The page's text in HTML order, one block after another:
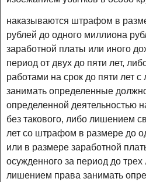
наказываются штрафом в
рублей до одного миллиона
заработной платы или иного
период от двух до пяти лет,
работами на срок до пяти лет
занимать определенные
определенной деятельностью
без такового, либо лишением
лет со штрафом в размере до
или в размере заработной
осужденного за период до трех
лишением права занимать